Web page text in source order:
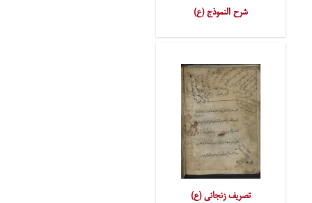
شرح النموذج (ع)
تصریف زنجانی (ع)